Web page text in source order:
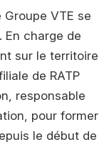
Groupe VTE se
En charge de
sur le territoire
de RATP
responsable
pour former
le début de